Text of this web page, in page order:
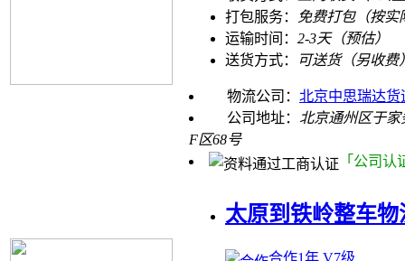
打包服务： 免费打包（按实
运输时间： 2-3天（预估）
送货方式：
可送货（另收费
物流公司： 北京中思瑞达货
公司地址： 北京通州区于
F区68号
「公司认
太原到铁岭整车